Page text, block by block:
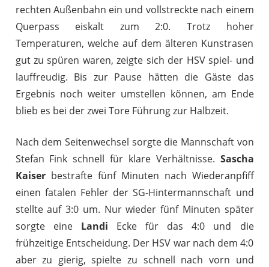
rechten Außenbahn ein und vollstreckte nach einem
Querpass eiskalt zum 2:0. Trotz hoher
Temperaturen, welche auf dem älteren Kunstrasen
gut zu spüren waren, zeigte sich der HSV spiel- und
lauffreudig. Bis zur Pause hätten die Gäste das
Ergebnis noch weiter umstellen können, am Ende
blieb es bei der zwei Tore Führung zur Halbzeit.
Nach dem Seitenwechsel sorgte die Mannschaft von
Stefan Fink schnell für klare Verhältnisse. Sascha
Kaiserbestrafte fünf Minuten nach Wiederanpfiff
einen fatalen Fehler der SG-Hintermannschaft und
stellte auf 3:0 um. Nur wieder fünf Minuten später
sorgte eine Landi Ecke für das 4:0 und die
frühzeitige Entscheidung. Der HSV war nach dem 4:0
aber zu gierig, spielte zu schnell nach vorn und